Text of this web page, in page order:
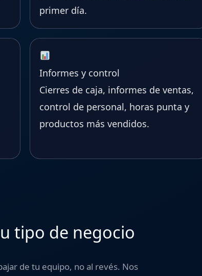
primer día.
Informes y control
Cierres de caja, informes de ventas,
control de personal, horas punta y
productos más vendidos.
tipo de negocio
de tu equipo, no al revés. Nos